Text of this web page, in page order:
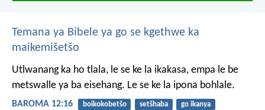
Temana ya Bibele ya go se kgethwe ka
maikemišetšo
Utlwanang ka ho tlala, le se ke la ikakasa, empa le be
metswalle ya ba eisehang. Le se ke la ipona bohlale.
BAROMA 12:16 boikokobetšo setšhaba go ikanya